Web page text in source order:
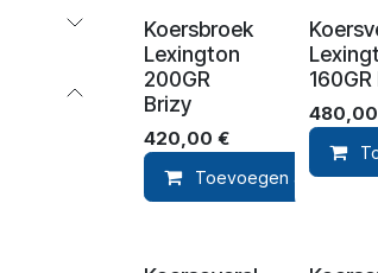
Koersbroek
Lexington
200GR
Brizy
420,00 €
Toevoegen aan
480,00